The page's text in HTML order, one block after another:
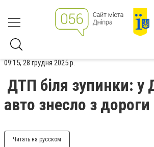
09:15, 28 грудня 2025 р.
ДТП біля зупинки: у
авто знесло з дороги
Читать на русском